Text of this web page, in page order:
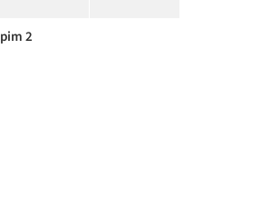
pim 2